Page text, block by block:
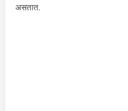
असतात.